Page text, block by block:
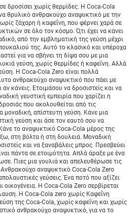
δροσίσει χωρίς θερμίδες. Η Coca-Cola
θρυλικό ανθρακούχο αναψυκτικό με την
ζάχαρη ή καφεΐνη, που φέρνει χαρά σε
σε όλο τον κόσμο. Ό,τι έχει να κάνει
από την εμβληματική της γεύση μέχρι
της. Αυτό το κλασικό και υπέροχα
για να σβήνει τη δίψα σου με μια
γεύση, χωρίς θερμίδες ή καφεΐνη. Αλλά
Η Coca-Cola Zero είναι πολλά
ανθρακούχο αναψυκτικό που πάει με
αν κάνεις. Ετοιμάσου να δροσιστείς και να
γευστική εμπειρία που χαρίζει η
που ακολουθείται από τις
μοναδική, απίστευτη γεύση. Κάνε μια
γεύση και άσε τον εαυτό σου να
το αναψυκτικό Coca-Cola μέρος της
στη βόλτα ή στη δουλειά. Μοναδική
και να ξαναβάλεις μπρος. Πρεσβεύει
πάντα σε ετοιμότητα. Απλά άραξε με ένα
Πιες μια γουλιά και απελευθέρωσε τις
αναψυκτικό Coca-Cola Zero
γεύσεις. Ένα ποτό που αξίζει
οικογένεια. Η Coca-Cola Zero σερβίρεται
Η Coca-Cola zero χωρίς Καφεΐνη
της Coca-Cola, χωρίς καφεΐνη και χωρίς
ανθρακούχο αναψυκτικό, για να το